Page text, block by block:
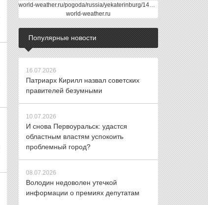
world-weather.ru/pogoda/russia/yekaterinburg/14days/
world-weather.ru
Популярные новости
16.07.2026
Патриарх Кирилл назвал советских
правителей безумными
10.07.2026
И снова Первоуральск: удастся
областным властям успокоить
проблемный город?
08.07.2026
Володин недоволен утечкой
информации о премиях депутатам